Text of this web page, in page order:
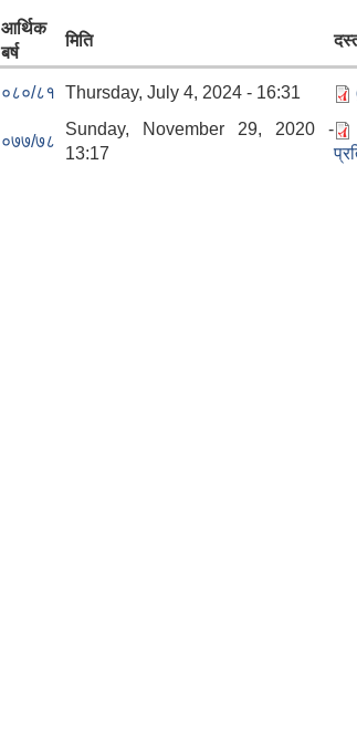
आर्थिक
बर्ष
मिति
०८०/८१ Thursday, July 4, 2024 - 16:31
०७७/७८
Sunday, November 29, 2020 -
13:17